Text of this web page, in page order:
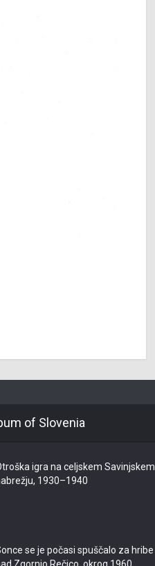
of Slovenia
igra na celjskem Savinjskem
1930–1940
se je počasi spuščalo za hribe